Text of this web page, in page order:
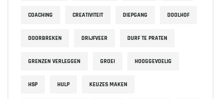
COACHING CREATIVITEIT DIEPGANG DOOLHOF
DOORBREKEN DRIJFVEER DURF TE PRATEN
GRENZEN VERLEGGEN GROEI HOOGGEVOELIG
HSP HULP KEUZES MAKEN